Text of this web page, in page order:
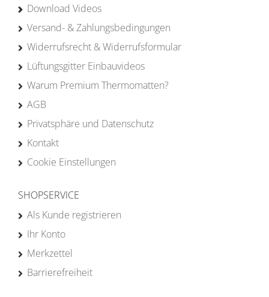
Download Videos
Versand- & Zahlungsbedingungen
Widerrufsrecht & Widerrufsformular
Lüftungsgitter Einbauvideos
Warum Premium Thermomatten?
AGB
Privatsphäre und Datenschutz
Kontakt
Cookie Einstellungen
SHOPSERVICE
Als Kunde registrieren
Ihr Konto
Merkzettel
Barrierefreiheit